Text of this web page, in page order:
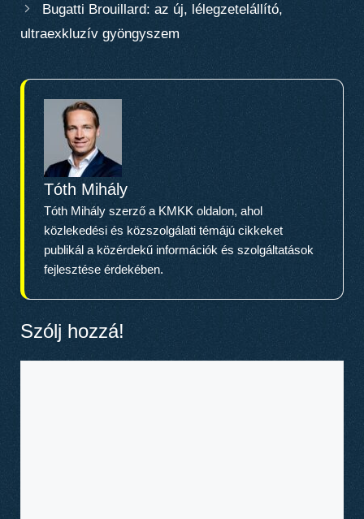
Bugatti Brouillard: az új, lélegzetelállító,
ultraexkluzív gyöngyszem
Tóth Mihály
Tóth Mihály szerző a KMKK oldalon, ahol
közlekedési és közszolgálati témájú cikkeket
publikál a közérdekű információk és szolgáltatások
fejlesztése érdekében.
Szólj hozzá!